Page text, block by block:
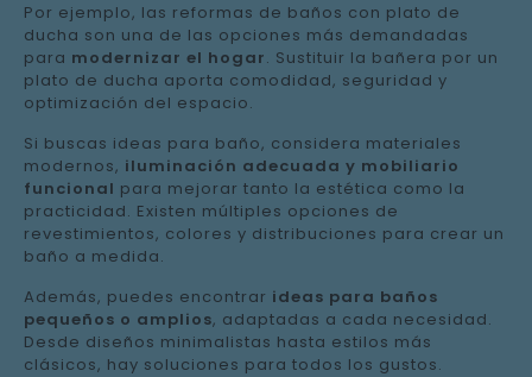
Por ejemplo, las reformas de baños con plato de
ducha son una de las opciones más demandadas
para modernizar el hogar. Sustituir la bañera por un
plato de ducha aporta comodidad, seguridad y
optimización del espacio.
Si buscas ideas para baño, considera materiales
modernos, iluminación adecuada y mobiliario
funcional para mejorar tanto la estética como la
practicidad. Existen múltiples opciones de
revestimientos, colores y distribuciones para crear un
baño a medida.
Además, puedes encontrar ideas para baños
pequeños o amplios, adaptadas a cada necesidad.
Desde diseños minimalistas hasta estilos más
clásicos, hay soluciones para todos los gustos.